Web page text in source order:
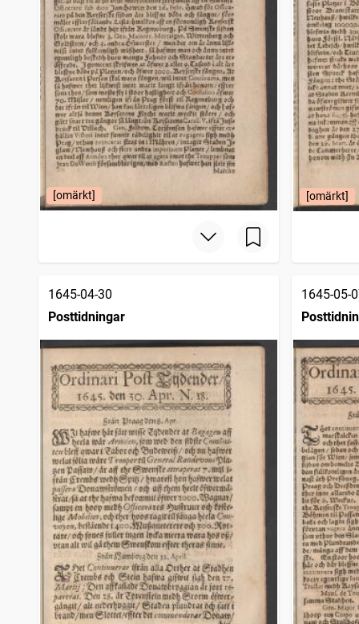
[omärkt] [omärkt]
1645-04-30
Posttidningar
1645-05-